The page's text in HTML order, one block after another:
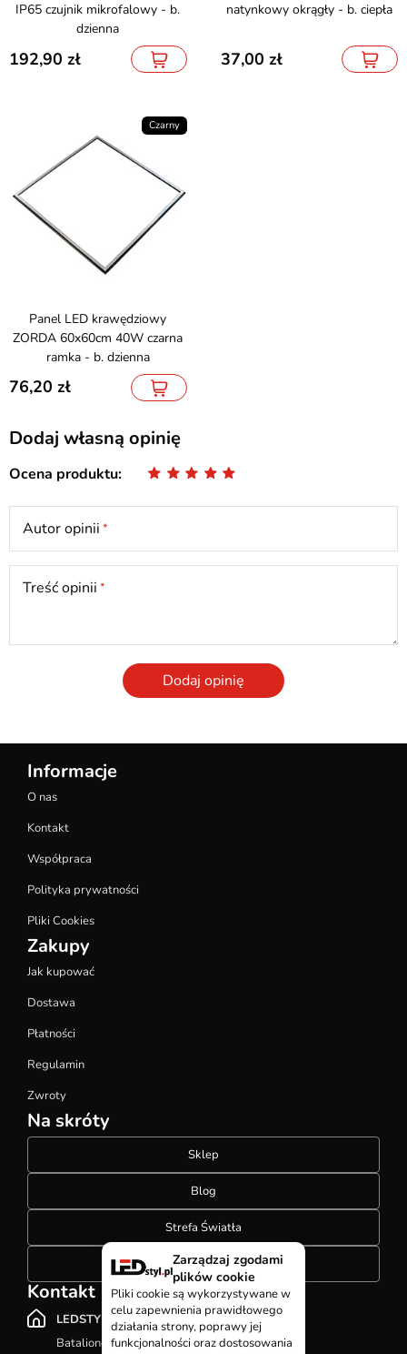
IP65 czujnik mikrofalowy - b.
dzienna
192,90
natynkowy okrągły - b. ciepła
37,00
Czarny
Panel LED krawędziowy
ZORDA 60x60cm 40W czarna
ramka - b. dzienna
76,20
Dodaj własną opinię
Ocena produktu
Autor opinii
Treść opinii
Dodaj opinię
Informacje
O nas
Kontakt
Współpraca
Polityka prywatności
Pliki Cookies
Zakupy
Jak kupować
Dostawa
Płatności
Regulamin
Zwroty
Na skróty
Sklep
Blog
Strefa Światła
Konfigurator szynoprzewodów
Kontakt
LEDSTYL.pl
Batalionów Chłopskich 12, 94-058 Łódź
Zarządzaj zgodami
plików cookie
Pliki cookie są wykorzystywane w
celu zapewnienia prawidłowego
działania strony, poprawy jej
funkcjonalności oraz dostosowania